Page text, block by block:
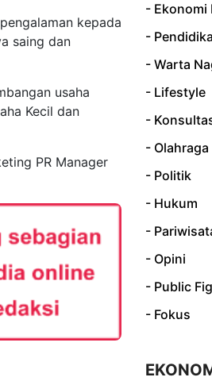
kepada
saing dan
usaha
Kecil dan
PR Manager
- Ekonomi
-
- Warta
- Lifestyle
-
- Olahraga
- Politik
- Hukum
-
- Opini
- Public
- Fokus